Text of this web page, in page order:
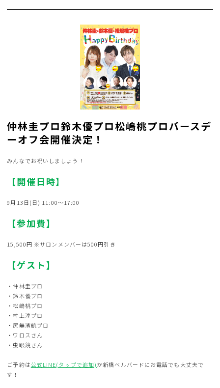
仲林圭プロ鈴木優プロ松嶋桃プロバースデ
ーオフ会開催決定！
みんなでお祝いしましょう！
【開催日時】
9月13日(日) 11:00～17:00
【参加費】
15,500円 ※サロンメンバーは500円引き
【ゲスト】
・仲林圭プロ
・鈴木優プロ
・松嶋桃プロ
・村上淳プロ
・尻無濱航プロ
・ワロスさん
・虫眼鏡さん
ご予約は公式LINE(タップで追加)か新橋ベルバードにお電話でも大丈夫で
す！